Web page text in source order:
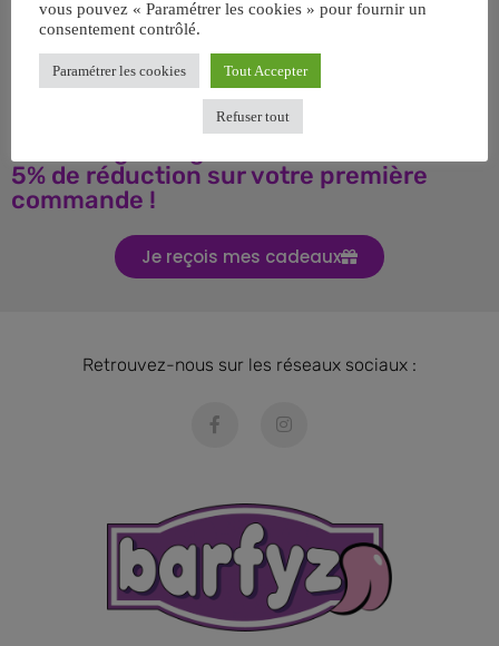
Vous voulez savoir comment bien nourrir votre chien ou chat
avec le BARF ? Inscrivez-vous pour recevoir
GRATUIT SUR LE BARF EN PDF immédiatement
5% de réduction sur votre première
commande !
Je reçois mes cadeaux
Retrouvez-nous sur les réseaux sociaux :
vous pouvez « Paramétrer les cookies » pour fournir un
consentement contrôlé.
Paramétrer les cookies Tout Accepter
Refuser tout